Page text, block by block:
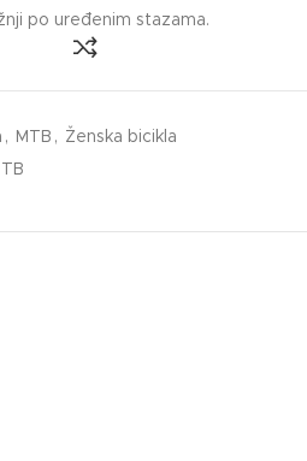
po uređenim stazama.
, MTB , Ženska bicikla